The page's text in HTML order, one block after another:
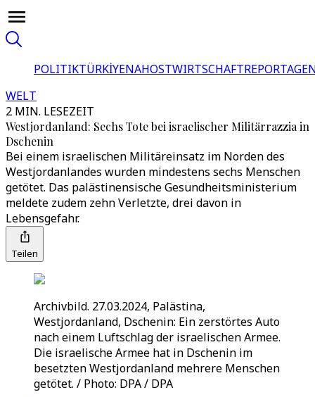
POLITIKTÜRKİYENAHOSTWIRTSCHAFT
WELT
2 MIN. LESEZEIT
Westjordanland: Sechs Tote bei israelischer Militärrazzia in
Dschenin
Bei einem israelischen Militäreinsatz im Norden des
Westjordanlandes wurden mindestens sechs Menschen
getötet. Das palästinensische Gesundheitsministerium
meldete zudem zehn Verletzte, drei davon in
Lebensgefahr.
Teilen
Archivbild. 27.03.2024, Palästina,
Westjordanland, Dschenin: Ein zerstörtes Auto
nach einem Luftschlag der israelischen Armee.
Die israelische Armee hat in Dschenin im
besetzten Westjordanland mehrere Menschen
getötet. / Photo: DPA / DPA